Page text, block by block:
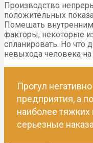
Производство
положительных
Помешать
факторы, некоторые
спланировать. Но что
невыхода человека
Прогул
предприятия, а
наиболее тяжких
серьезные